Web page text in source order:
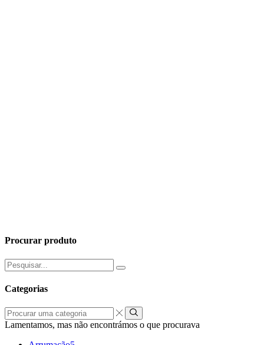
Procurar produto
Pesquisar
por:
Categorias
Procurar
uma
categoria
Lamentamos, mas não encontrámos o que procurava